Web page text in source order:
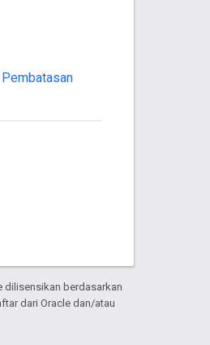
dilisensikan berdasarkan
dari Oracle dan/atau